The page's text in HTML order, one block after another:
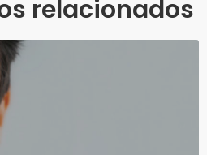
relacionados